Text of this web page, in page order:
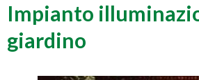
Impianto
giardino